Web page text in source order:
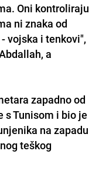
Oni kontroliraju
ni znaka od
vojska i tenkovi",
a
zapadno od
s Tunisom i bio je
na zapadu
teškog